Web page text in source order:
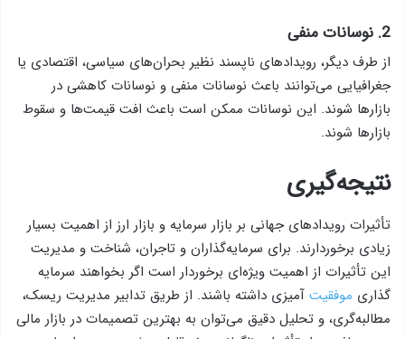
2. نوسانات منفی
از طرف دیگر، رویدادهای ناپسند نظیر بحران‌های سیاسی، اقتصادی یا
جغرافیایی می‌توانند باعث نوسانات منفی و نوسانات کاهشی در
بازارها شوند. این نوسانات ممکن است باعث افت قیمت‌ها و سقوط
بازارها شوند.
نتیجه‌گیری
تأثیرات رویدادهای جهانی بر بازار سرمایه و بازار ارز از اهمیت بسیار
زیادی برخوردارند. برای سرمایه‌گذاران و تاجران، شناخت و مدیریت
این تأثیرات از اهمیت ویژه‌ای برخوردار است اگر بخواهند سرمایه
گذاری موفقیت آمیزی داشته باشند. از طریق تدابیر مدیریت ریسک،
مطالبه‌گری، و تحلیل دقیق می‌توان به بهترین تصمیمات در بازار مالی